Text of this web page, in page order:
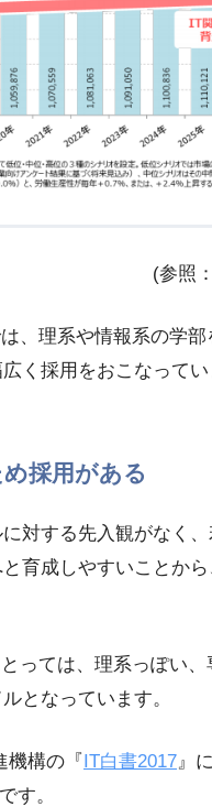
(参照
、理系や情報系の学
く採用をおこなってい
採用がある
対する先入観がなく
育成しやすいことか
っては、理系っぽい
となっています。
機構の『IT白書2017 』
です。